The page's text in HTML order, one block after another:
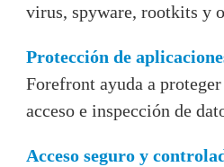
virus, spyware, rootkits y
Protección de
Forefront ayuda a
acceso e inspección de
Acceso seguro y